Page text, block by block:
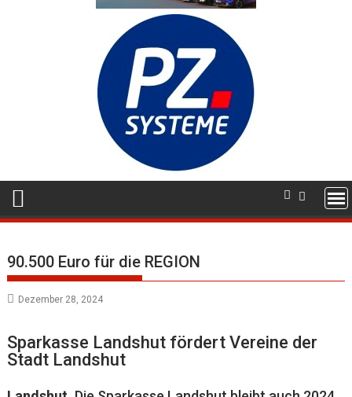
90.500 Euro für die REGION
Dezember 28, 2024
Sparkasse Landshut fördert Vereine der
Stadt Landshut